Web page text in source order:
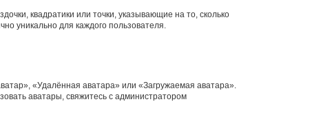
квадратики или точки, указывающие на то, сколько
уникально для каждого пользователя.
«Удалённая аватара» или «Загружаемая аватара».
аватары, свяжитесь с администратором